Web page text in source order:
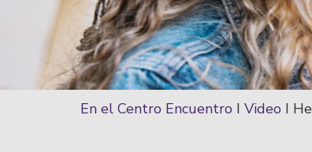
En el Centro Encuentro I Video I